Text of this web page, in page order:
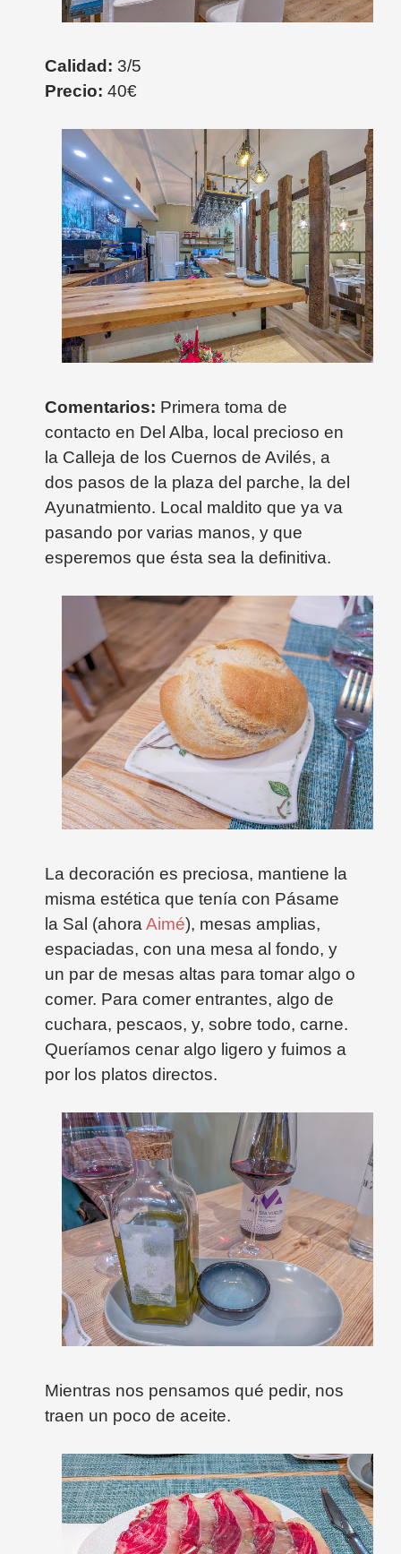
Calidad: 3/5
Precio: 40€
Comentarios: Primera toma de
contacto en Del Alba, local precioso en
la Calleja de los Cuernos de Avilés, a
dos pasos de la plaza del parche, la del
Ayunatmiento. Local maldito que ya va
pasando por varias manos, y que
esperemos que ésta sea la definitiva.
La decoración es preciosa, mantiene la
misma estética que tenía con Pásame
la Sal (ahora Aimé), mesas amplias,
espaciadas, con una mesa al fondo, y
un par de mesas altas para tomar algo o
comer. Para comer entrantes, algo de
cuchara, pescaos, y, sobre todo, carne.
Queríamos cenar algo ligero y fuimos a
por los platos directos.
Mientras nos pensamos qué pedir, nos
traen un poco de aceite.